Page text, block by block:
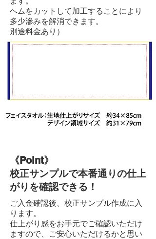
ヘムをカットして加工することにより
多少滲みを解消できます。
別途料金あり）
《Point》
校正サンプルで本番通りの仕上
がりを確認できる！
ご入金確認後、校正サンプル作成に入
ります。
仕上がり感をお手元でご確認いただけ
ますので、ご安心いただけるかと思い